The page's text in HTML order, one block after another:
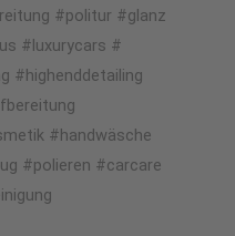
#politur #glanz
#luxurycars #
#highenddetailing
#handwäsche
#polieren #carcare